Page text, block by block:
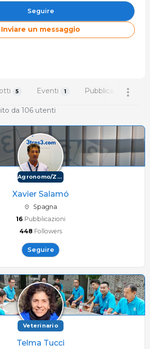
- Nutrizione - Formazione -
- Analisi dei costi
Mantova Italia
Seguire
Inviare un messaggio
5 Eventi 1 Pubblicazioni
da 106 utenti
Agronomo/Zootecnico
Xavier Salamó
Spagna
16 Pubblicazioni
448 Followers
Seguire
Veterinario
Telma Tucci